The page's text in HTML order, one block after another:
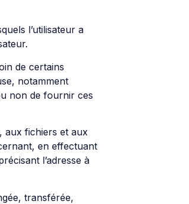
l’utilisateur a
de certains
notamment
non de fournir ces
aux fichiers et aux
en effectuant
l’adresse à
transférée,